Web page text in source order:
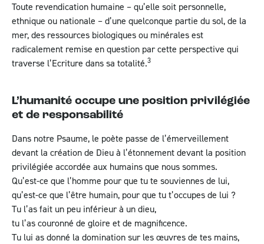
Toute revendication humaine – qu’elle soit personnelle,
ethnique ou nationale – d’une quelconque partie du sol, de la
mer, des ressources biologiques ou minérales est
radicalement remise en question par cette perspective qui
traverse l’Ecriture dans sa totalité.3
L’humanité occupe une position privilégiée
et de responsabilité
Dans notre Psaume, le poète passe de l’émerveillement
devant la création de Dieu à l’étonnement devant la position
privilégiée accordée aux humains que nous sommes.
Qu’est-ce que l’homme pour que tu te souviennes de lui,
qu’est-ce que l’être humain, pour que tu t’occupes de lui ?
Tu l’as fait un peu inférieur à un dieu,
tu l’as couronné de gloire et de magnificence.
Tu lui as donné la domination sur les œuvres de tes mains,